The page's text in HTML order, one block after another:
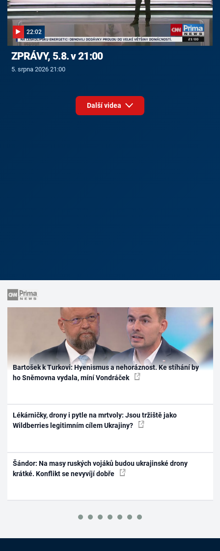
22:02
ZPRÁVY, 5.8. v 21:00
5. srpna 2026 21:00
Další videa
Bartošek k Turkovi: Hyenismus a nehoráznost. Ke stíhání by
ho Sněmovna vydala, míní Vondráček
Lékárničky, drony i pytle na mrtvoly: Jsou tržiště jako
Wildberries legitimním cílem Ukrajiny?
Šándor: Na masy ruských vojáků budou ukrajinské drony
krátké. Konflikt se nevyvíjí dobře